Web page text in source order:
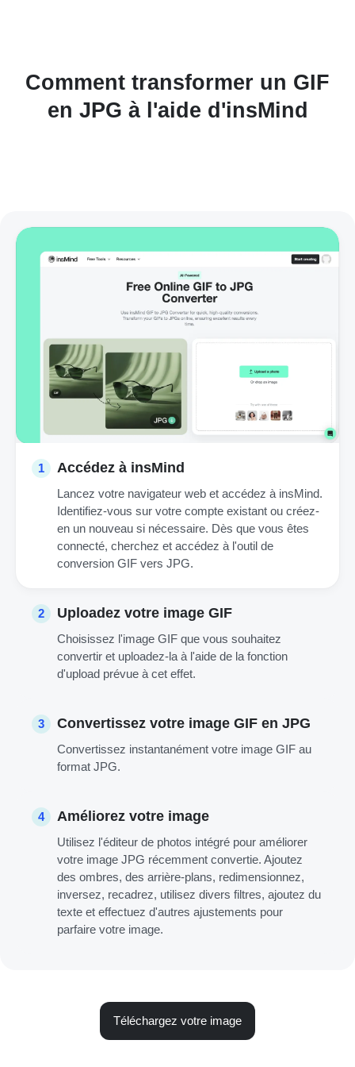
Comment transformer un GIF
en JPG à l'aide d'insMind
1 Accédez à insMind
Lancez votre navigateur web et accédez à insMind.
Identifiez-vous sur votre compte existant ou créez-
en un nouveau si nécessaire. Dès que vous êtes
connecté, cherchez et accédez à l'outil de
conversion GIF vers JPG.
2 Uploadez votre image GIF
Choisissez l'image GIF que vous souhaitez
convertir et uploadez-la à l'aide de la fonction
d'upload prévue à cet effet.
3 Convertissez votre image GIF en JPG
Convertissez instantanément votre image GIF au
format JPG.
4 Améliorez votre image
Utilisez l'éditeur de photos intégré pour améliorer
votre image JPG récemment convertie. Ajoutez
des ombres, des arrière-plans, redimensionnez,
inversez, recadrez, utilisez divers filtres, ajoutez du
texte et effectuez d'autres ajustements pour
parfaire votre image.
Téléchargez votre image